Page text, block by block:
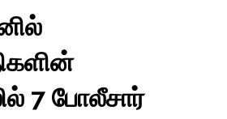
7 போலீசார்